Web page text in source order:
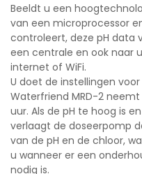
Beeldt u een
van een microprocessor
controleert, deze pH data
een centrale en ook naar
internet of WiFi.
U doet de instellingen
Waterfriend MRD-2
uur. Als de pH te hoog is
verlaagt de doseerpomp
van de pH en de chloor,
u wanneer er een
nodig is.